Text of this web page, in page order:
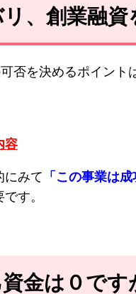
、創業融資
否を決めるポイント
容
にみて 「この事業は
す。
金は０で